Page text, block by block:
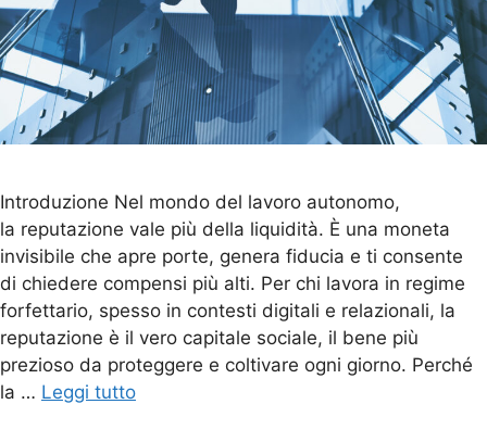
Introduzione Nel mondo del lavoro autonomo,
la reputazione vale più della liquidità. È una moneta
invisibile che apre porte, genera fiducia e ti consente
di chiedere compensi più alti. Per chi lavora in regime
forfettario, spesso in contesti digitali e relazionali, la
reputazione è il vero capitale sociale, il bene più
prezioso da proteggere e coltivare ogni giorno. Perché
la … Leggi tutto